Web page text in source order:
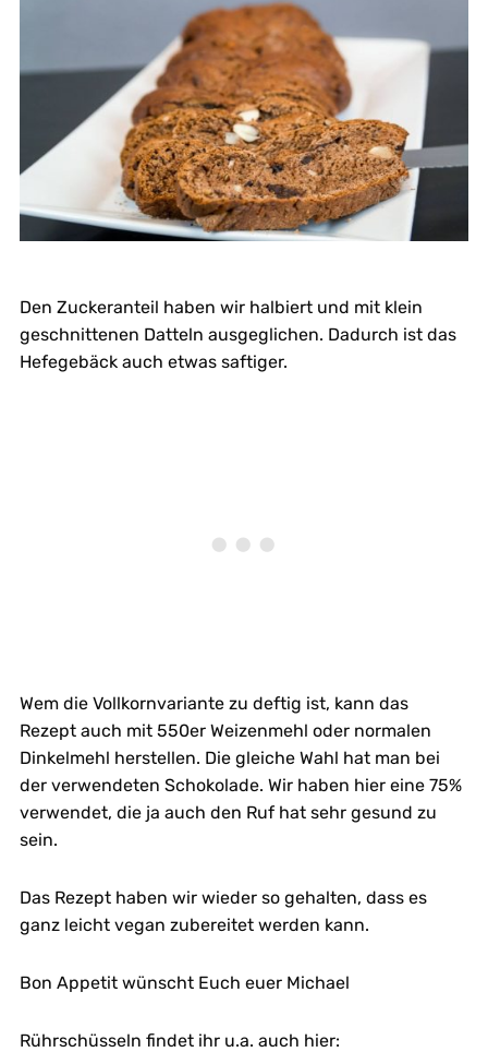
Den Zuckeranteil haben wir halbiert und mit klein
geschnittenen Datteln ausgeglichen. Dadurch ist das
Hefegebäck auch etwas saftiger.
Wem die Vollkornvariante zu deftig ist, kann das
Rezept auch mit 550er Weizenmehl oder normalen
Dinkelmehl herstellen. Die gleiche Wahl hat man bei
der verwendeten Schokolade. Wir haben hier eine 75%
verwendet, die ja auch den Ruf hat sehr gesund zu
sein.
Das Rezept haben wir wieder so gehalten, dass es
ganz leicht vegan zubereitet werden kann.
Bon Appetit wünscht Euch euer Michael
Rührschüsseln findet ihr u.a. auch hier: